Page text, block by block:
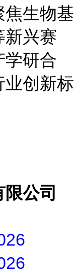
焦生物基
新兴赛
学研合
业创新标
公司